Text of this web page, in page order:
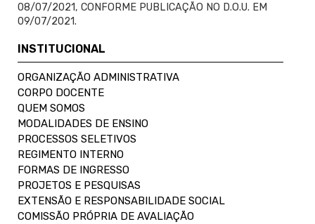
08/07/2021, CONFORME PUBLICAÇÃO NO D.O.U. EM
09/07/2021.
INSTITUCIONAL
ORGANIZAÇÃO ADMINISTRATIVA
CORPO DOCENTE
QUEM SOMOS
MODALIDADES DE ENSINO
PROCESSOS SELETIVOS
REGIMENTO INTERNO
FORMAS DE INGRESSO
PROJETOS E PESQUISAS
EXTENSÃO E RESPONSABILIDADE SOCIAL
COMISSÃO PRÓPRIA DE AVALIAÇÃO